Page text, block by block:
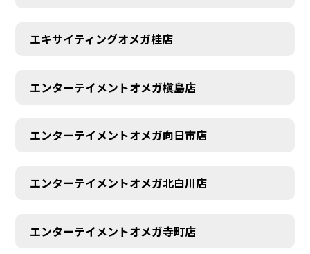
エキサイティングオメガ桂店
エンターテイメントオメガ槇島店
エンターテイメントオメガ向日市店
エンターテイメントオメガ北白川店
エンターテイメントオメガ寺町店